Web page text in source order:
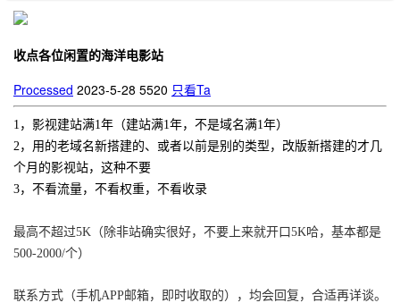
收点各位闲置的海洋电影站
Processed 2023-5-28 5520 只看Ta
1，影视建站满1年（建站满1年，不是域名满1年）
2，用的老域名新搭建的、或者以前是别的类型，改版新搭建的才几
个月的影视站，这种不要
3，不看流量，不看权重，不看收录
最高不超过5K（除非站确实很好，不要上来就开口5K哈，基本都是
500-2000/个）
联系方式 （手机APP邮箱，即时收取的），均会回复，合适再详谈。